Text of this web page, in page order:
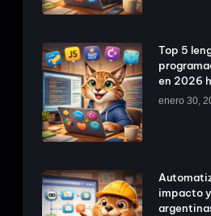
Top 5
en 2026
enero 30,
impacto